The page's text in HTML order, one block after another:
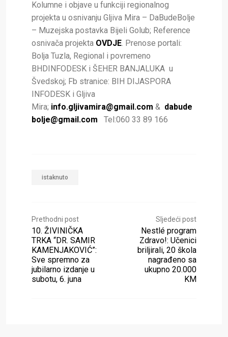
Kolumne i objave u funkciji regionalnog
projekta u osnivanju Gljiva Mira – DaBudeBolje
– Muzejska postavka Bijeli Golub; Reference
osnivača projekta OVDJE . Prenose portali:
Bolja Tuzla, Regional i povremeno
BHDINFODESK i ŠEHER BANJALUKA u
Švedskoj; Fb stranice: BIH DIJASPORA
INFODESK i Gljiva
Mira; info.gljivamira@gmail.com & dabude
bolje@gmail.com Tel:060 33 89 166
istaknuto
Prethodni post
10. ŽIVINIČKA
TRKA “DR. SAMIR
KAMENJAKOVIĆ”:
Sve spremno za
jubilarno izdanje u
subotu, 6. juna
Sljedeći post
Nestlé program
Zdravo!: Učenici
briljirali, 20 škola
nagrađeno sa
ukupno 20.000
KM